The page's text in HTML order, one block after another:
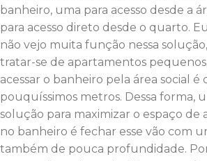
banheiro, uma para acesso desde a
para acesso direto desde o quarto.
não vejo muita função nessa
tratar-se de apartamentos
acessar o banheiro pela área social é
pouquíssimos metros. Dessa forma,
solução para maximizar o espaço de
no banheiro é fechar esse vão com
também de pouca profundidade.